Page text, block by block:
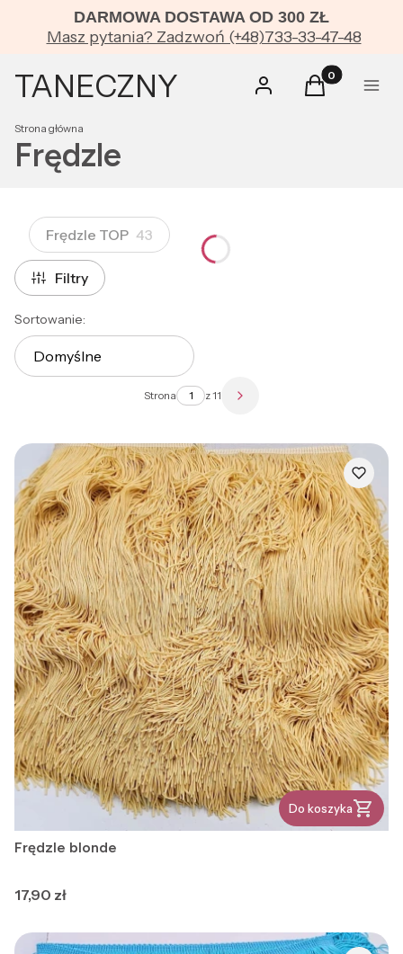
DARMOWA DOSTAWA OD 300 ZŁ
Masz pytania? Zadzwoń (+48)733-33-47-48
TANECZNY Zaloguj sięProdukty w
Koszyk Menu
Strona główna
Frędzle
Frędzle TOP 43
Filtry
Lista produktów
Sortowanie:
Domyślne
Strona z 11 Następne produkty
Do koszyka
Frędzle blonde
Cena
17,90 zł